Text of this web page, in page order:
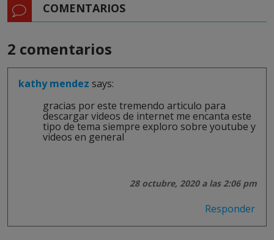
COMENTARIOS
2 comentarios
kathy mendez says:
28 octubre, 2020 a las 2:06 pm
gracias por este tremendo articulo para
descargar videos de internet me encanta este
tipo de tema siempre exploro sobre youtube y
videos en general
Responder